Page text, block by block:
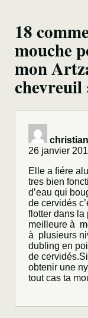
18
mouche
mon
chevreuil
26 janvier
Elle a fiére
tres bien
d’eau qui
de cervidés
flotter dans la
meilleure à
à plusieurs
dubling en
de
obtenir une
tout cas ta